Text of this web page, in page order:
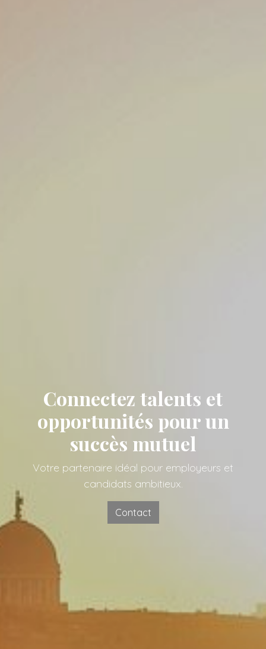
Connectez talents et
opportunités pour un
succès mutuel
Votre partenaire idéal pour employeurs et
candidats ambitieux.
Contact